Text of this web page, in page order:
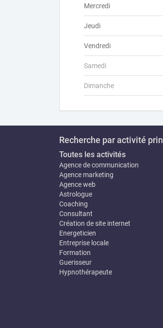
Mercredi
Jeudi
Vendredi
Samedi
Dimanche
Recherche par activité
Toutes les activités
Agence de communication
Agence marketing
Agence web
Astrologue
Coaching
Consultant
Création de site internet
Energeticien
Entreprise locale
Formation
Guerisseur
Hypnothérapeute